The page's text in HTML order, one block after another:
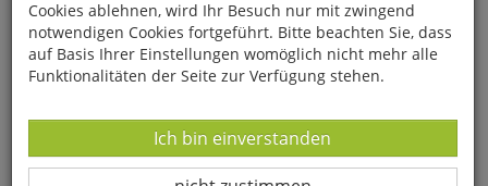
Cookies ablehnen, wird Ihr Besuch nur mit zwingend
notwendigen Cookies fortgeführt. Bitte beachten Sie, dass
auf Basis Ihrer Einstellungen womöglich nicht mehr alle
Funktionalitäten der Seite zur Verfügung stehen.
Datenverarbeitung -
Ich bin einverstanden